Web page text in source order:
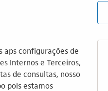
aps configurações de
Internos e Terceiros,
de consultas, nosso
pois estamos